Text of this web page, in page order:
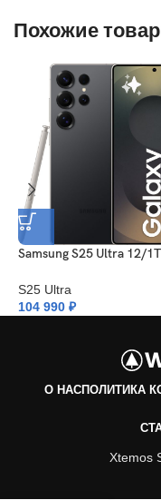
Похожие
Samsung S25 Ultra 12/
S25 Ultra
104 990 ₽
О НАСПОЛИТИКА
Xtemos